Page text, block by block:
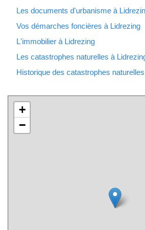
Les documents d'urbanisme à
Vos démarches foncières à Lidrezing
L'immobilier à Lidrezing
Les catastrophes naturelles à
Historique des catastrophes
+
−